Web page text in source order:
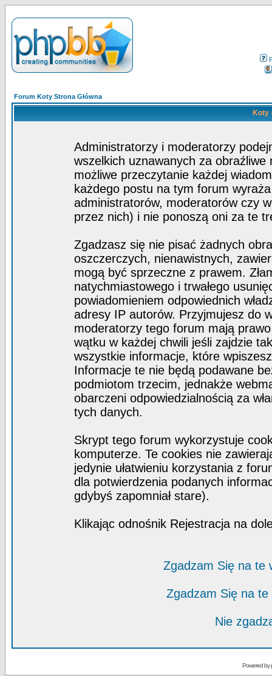
Forum Koty Strona Główna
Koty
Administratorzy i moderatorzy
wszelkich uznawanych za obraźliwe
możliwe przeczytanie każdej
każdego postu na tym forum
administratorów, moderatorów czy
przez nich) i nie ponoszą oni za te
Zgadzasz się nie pisać żadnych
oszczerczych, nienawistnych,
mogą być sprzeczne z prawem.
natychmiastowego i trwałego
powiadomieniem odpowiednich
adresy IP autorów. Przyjmujesz do
moderatorzy tego forum mają
wątku w każdej chwili jeśli zajdzie
wszystkie informacje, które
Informacje te nie będą podawane
podmiotom trzecim, jednakże
obarczeni odpowiedzialnością za
tych danych.
Skrypt tego forum wykorzystuje
komputerze. Te cookies nie
jedynie ułatwieniu korzystania z
dla potwierdzenia podanych
gdybyś zapomniał stare).
Klikając odnośnik Rejestracja na
Zgadzam Się na te
Zgadzam Się na
Nie
Powered by